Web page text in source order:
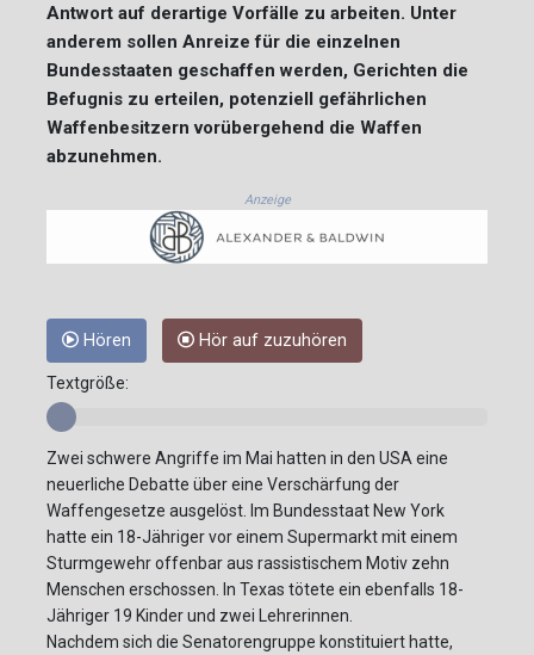
Antwort auf derartige Vorfälle zu arbeiten. Unter
anderem sollen Anreize für die einzelnen
Bundesstaaten geschaffen werden, Gerichten die
Befugnis zu erteilen, potenziell gefährlichen
Waffenbesitzern vorübergehend die Waffen
abzunehmen.
Anzeige
Hören Hör auf zuzuhören
Textgröße:
Zwei schwere Angriffe im Mai hatten in den USA eine
neuerliche Debatte über eine Verschärfung der
Waffengesetze ausgelöst. Im Bundesstaat New York
hatte ein 18-Jähriger vor einem Supermarkt mit einem
Sturmgewehr offenbar aus rassistischem Motiv zehn
Menschen erschossen. In Texas tötete ein ebenfalls 18-
Jähriger 19 Kinder und zwei Lehrerinnen.
Nachdem sich die Senatorengruppe konstituiert hatte,